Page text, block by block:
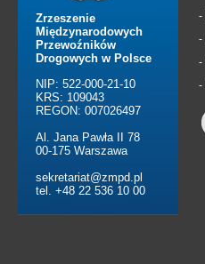
Zrzeszenie
Międzynarodowych
Przewoźników
Drogowych w Polsce
NIP: 522-000-21-10
KRS: 109043
REGON: 007026497
Al. Jana Pawła II 78
00-175 Warszawa
sekretariat@zmpd.pl
tel. +48 22 536 10 00
-
-
-
-